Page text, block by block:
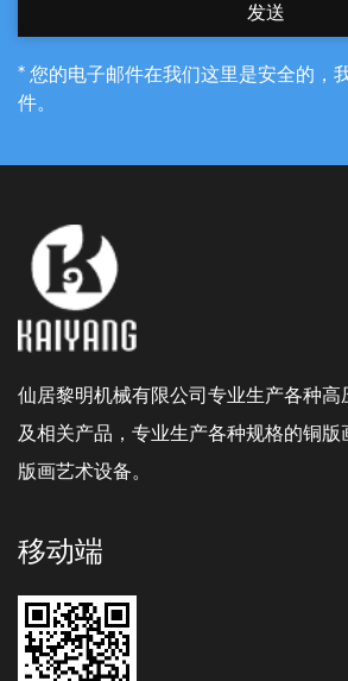
发送
* 您的电子邮件在我们这里是安全的，
件。
仙居黎明机械有限公司专业生产各种高
及相关产品，专业生产各种规格的铜
版画艺术设备。
移动端